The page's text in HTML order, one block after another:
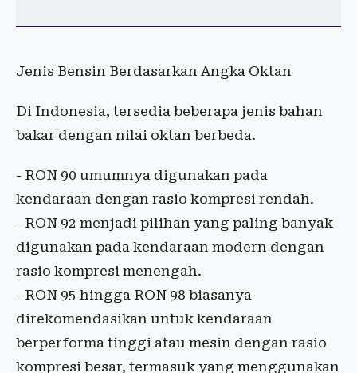
Jenis Bensin Berdasarkan Angka Oktan
Di Indonesia, tersedia beberapa jenis bahan
bakar dengan nilai oktan berbeda.
- RON 90 umumnya digunakan pada
kendaraan dengan rasio kompresi rendah.
- RON 92 menjadi pilihan yang paling banyak
digunakan pada kendaraan modern dengan
rasio kompresi menengah.
- RON 95 hingga RON 98 biasanya
direkomendasikan untuk kendaraan
berperforma tinggi atau mesin dengan rasio
kompresi besar, termasuk yang menggunakan